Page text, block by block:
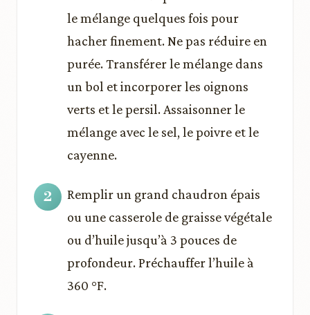
le mélange quelques fois pour
hacher finement. Ne pas réduire en
purée. Transférer le mélange dans
un bol et incorporer les oignons
verts et le persil. Assaisonner le
mélange avec le sel, le poivre et le
cayenne.
Remplir un grand chaudron épais
ou une casserole de graisse végétale
ou d’huile jusqu’à 3 pouces de
profondeur. Préchauffer l’huile à
360 °F.